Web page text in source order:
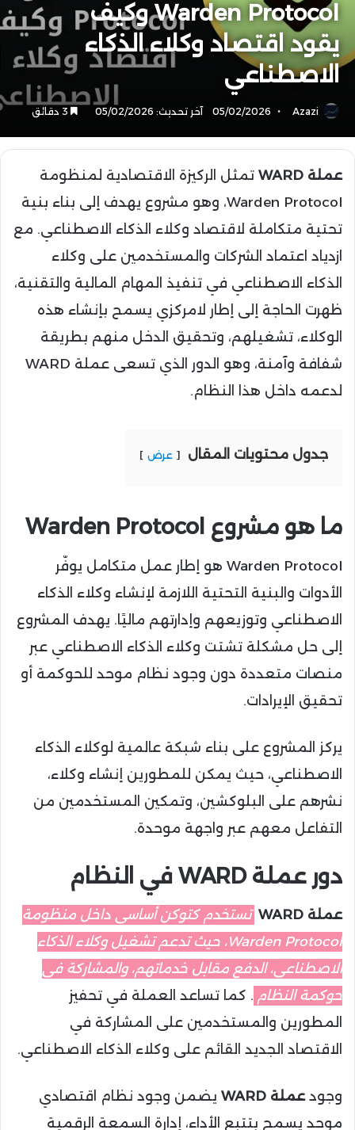
Warden Protocol وكيف
يقود اقتصاد وكلاء الذكاء
الاصطناعي
Azazi
05/02/2026 آخر تحديث: 05/02/2026
عملة WARD
تمثل الركيزة الاقتصادية لمنظومة
Warden Protocol، وهو مشروع يهدف إلى بناء بنية
تحتية متكاملة لاقتصاد وكلاء الذكاء الاصطناعي. مع
ازدياد اعتماد الشركات والمستخدمين على وكلاء
الذكاء الاصطناعي في تنفيذ المهام المالية والتقنية،
ظهرت الحاجة إلى إطار لامركزي يسمح بإنشاء هذه
الوكلاء، تشغيلهم، وتحقيق الدخل منهم بطريقة
شفافة وآمنة، وهو الدور الذي تسعى عملة WARD
لدعمه داخل هذا النظام.
جدول محتويات المقال عرض
ما هو مشروع Warden Protocol
Warden Protocol هو إطار عمل متكامل يوفّر
الأدوات والبنية التحتية اللازمة لإنشاء وكلاء الذكاء
الاصطناعي وتوزيعهم وإدارتهم ماليًا. يهدف المشروع
إلى حل مشكلة تشتت وكلاء الذكاء الاصطناعي عبر
منصات متعددة دون وجود نظام موحد للحوكمة أو
تحقيق الإيرادات.
يركز المشروع على بناء شبكة عالمية لوكلاء الذكاء
الاصطناعي، حيث يمكن للمطورين إنشاء وكلاء،
نشرهم على البلوكشين، وتمكين المستخدمين من
التفاعل معهم عبر واجهة موحدة.
دور عملة WARD في النظام
عملة WARD
تستخدم كتوكن أساسي داخل منظومة
Warden Protocol، حيث تدعم تشغيل وكلاء الذكاء
الاصطناعي، الدفع مقابل خدماتهم، والمشاركة في
حوكمة النظام . كما تساعد العملة في تحفيز
المطورين والمستخدمين على المشاركة في
الاقتصاد الجديد القائم على وكلاء الذكاء الاصطناعي.
وجودعملة WARD
يضمن وجود نظام اقتصادي
موحد يسمح بتتبع الأداء، إدارة السمعة الرقمية